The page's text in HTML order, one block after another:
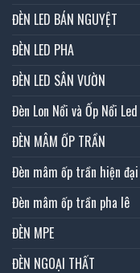
ĐÈN LED BÁN NGUYỆT
ĐÈN LED PHA
ĐÈN LED SÂN VƯỜN
Đèn Lon Nổi và Ốp Nổi Led
ĐÈN MÂM ỐP TRẦN
Đèn mâm ốp trần hiện đại
Đèn mâm ốp trần pha lê
ĐÈN MPE
ĐÈN NGOẠI THẤT